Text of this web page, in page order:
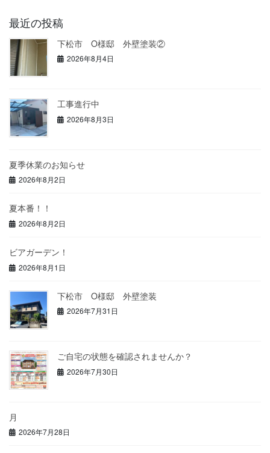
最近の投稿
下松市 O様邸 外壁塗装②
2026年8月4日
工事進行中
2026年8月3日
夏季休業のお知らせ
2026年8月2日
夏本番！！
2026年8月2日
ビアガーデン！
2026年8月1日
下松市 O様邸 外壁塗装
2026年7月31日
ご自宅の状態を確認されませんか？
2026年7月30日
月
2026年7月28日